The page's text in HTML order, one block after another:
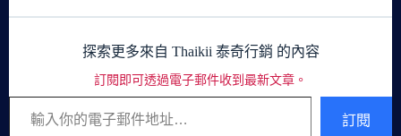
探索更多來自 Thaikii 泰奇行銷 的內容
訂閱即可透過電子郵件收到最新文章。
輸入你的電子郵件地址…
訂閱